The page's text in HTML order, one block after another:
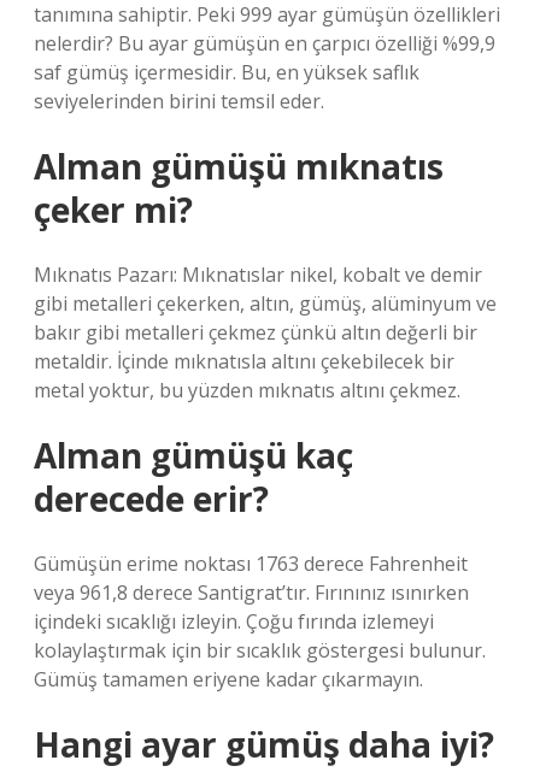
tanımına sahiptir. Peki 999 ayar gümüşün özellikleri
nelerdir? Bu ayar gümüşün en çarpıcı özelliği %99,9
saf gümüş içermesidir. Bu, en yüksek saflık
seviyelerinden birini temsil eder.
Alman gümüşü mıknatıs
çeker mi?
Mıknatıs Pazarı: Mıknatıslar nikel, kobalt ve demir
gibi metalleri çekerken, altın, gümüş, alüminyum ve
bakır gibi metalleri çekmez çünkü altın değerli bir
metaldir. İçinde mıknatısla altını çekebilecek bir
metal yoktur, bu yüzden mıknatıs altını çekmez.
Alman gümüşü kaç
derecede erir?
Gümüşün erime noktası 1763 derece Fahrenheit
veya 961,8 derece Santigrat’tır. Fırınınız ısınırken
içindeki sıcaklığı izleyin. Çoğu fırında izlemeyi
kolaylaştırmak için bir sıcaklık göstergesi bulunur.
Gümüş tamamen eriyene kadar çıkarmayın.
Hangi ayar gümüş daha iyi?